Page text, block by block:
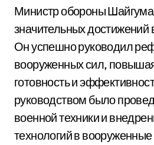
Министр обороны
значительных достижений
Он успешно руководил
вооруженных сил,
готовность и
руководством было
военной техники и
технологий в